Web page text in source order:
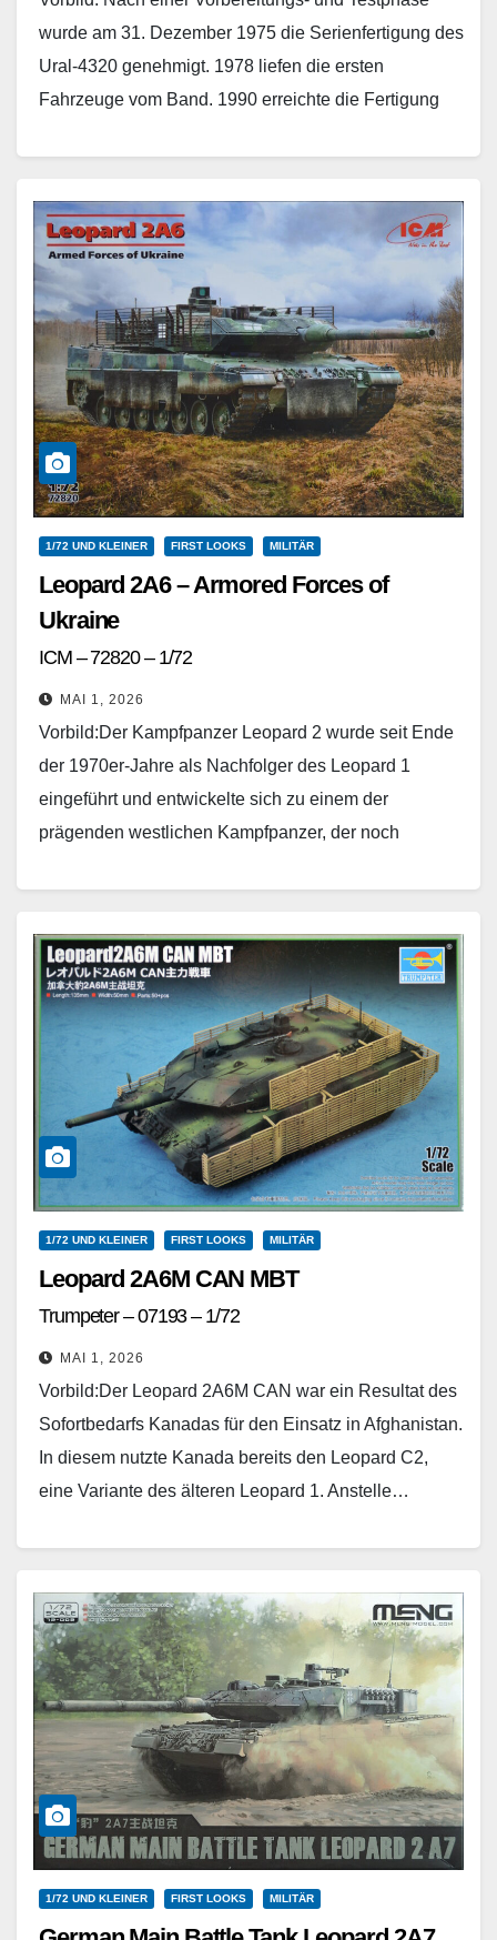
wurde am 31. Dezember 1975 die Serienfertigung des
Ural-4320 genehmigt. 1978 liefen die ersten
Fahrzeuge vom Band. 1990 erreichte die Fertigung
1/72 UND KLEINER FIRST LOOKS MILITÄR
Leopard 2A6 – Armored Forces of
Ukraine
ICM – 72820 – 1/72
MAI 1, 2026
Vorbild:Der Kampfpanzer Leopard 2 wurde seit Ende
der 1970er-Jahre als Nachfolger des Leopard 1
eingeführt und entwickelte sich zu einem der
prägenden westlichen Kampfpanzer, der noch
1/72 UND KLEINER FIRST LOOKS MILITÄR
Leopard 2A6M CAN MBT
Trumpeter – 07193 – 1/72
MAI 1, 2026
Vorbild:Der Leopard 2A6M CAN war ein Resultat des
Sofortbedarfs Kanadas für den Einsatz in Afghanistan.
In diesem nutzte Kanada bereits den Leopard C2,
eine Variante des älteren Leopard 1. Anstelle…
1/72 UND KLEINER FIRST LOOKS MILITÄR